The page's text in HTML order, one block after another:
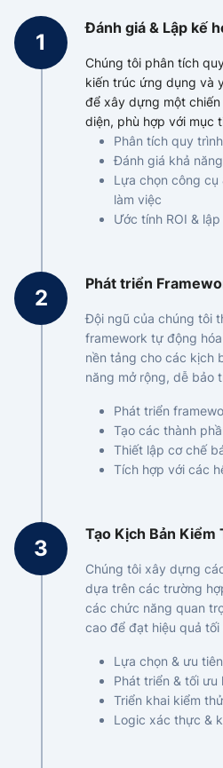
Đánh giá & Lập kế
Chúng tôi phân tích
kiến trúc ứng dụng và
để xây dựng một
diện, phù hợp với mục
Phân tích quy
Đánh giá khả
Lựa chọn công
làm việc
Ước tính ROI &
Phát triển
Đội ngũ của chúng tôi
framework tự động
nền tảng cho các kịch
năng mở rộng, dễ bảo
Phát triển
Tạo các thành
Thiết lập cơ chế
Tích hợp với các
Tạo Kịch Bản Kiểm
Chúng tôi xây dựng
dựa trên các trường
các chức năng quan
cao để đạt hiệu quả tối
Lựa chọn & ưu
Phát triển & tối ưu
Triển khai kiểm
Logic xác thực &